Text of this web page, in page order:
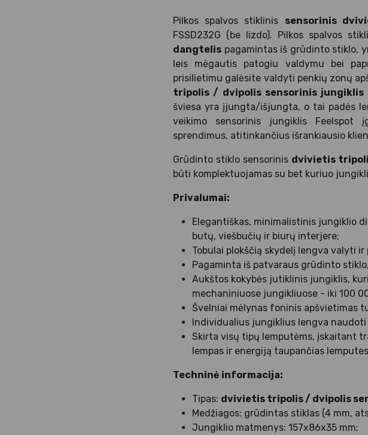
Pilkos spalvos stiklinis sensorinis
FSSD232G (be lizdo). Pilkos spalvos
dangtelis pagamintas iš grūdinto stiklo,
leis mėgautis patogiu valdymu bei
prisilietimu galėsite valdyti penkių zonų
tripolis / dvipolis sensorinis jungiklis
šviesa yra įjungta/išjungta, o tai padės
veikimo sensorinis jungiklis Feelspot
sprendimus, atitinkančius išrankiausio
Grūdinto stiklo sensorinis dvivietis
būti komplektuojamas su bet kuriuo
Privalumai:
Elegantiškas, minimalistinis jungiklio
butų, viešbučių ir biurų interjere;
Tobulai plokščią skydelį lengva valyti ir
Pagaminta iš patvaraus grūdinto
Aukštos kokybės jutiklinis jungiklis,
mechaniniuose jungikliuose - iki 100
Švelniai mėlynas foninis apšvietimas
Individualius jungiklius lengva
Skirta visų tipų lemputėms, įskaitant
lempas ir energiją taupančias
Techninė informacija:
Tipas: dvivietis tripolis / dvipolis
Medžiagos: grūdintas stiklas (4 mm,
Jungiklio matmenys: 157x86x35 mm;